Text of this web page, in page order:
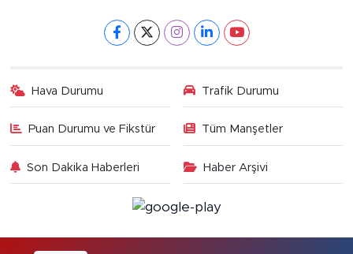
Hava Durumu Trafik Durumu
Puan Durumu ve Fikstür Tüm Manşetler
Son Dakika Haberleri Haber Arşivi